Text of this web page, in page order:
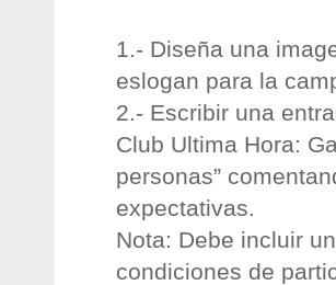
1.- Diseña una
eslogan para la
2.- Escribir una
Club Ultima Hora:
personas”
expectativas.
Nota: Debe incluir
condiciones de